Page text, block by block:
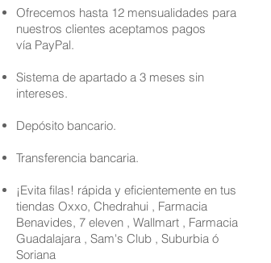
Ofrecemos hasta 12 mensualidades para
nuestros clientes aceptamos pagos
vía PayPal.
Sistema de apartado a 3 meses sin
intereses.
Depósito bancario.
Transferencia bancaria.
¡Evita filas! rápida y eficientemente en tus
tiendas Oxxo, Chedrahui , Farmacia
Benavides, 7 eleven , Wallmart , Farmacia
Guadalajara , Sam's Club , Suburbia ó
Soriana